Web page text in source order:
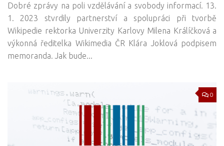
Dobré zprávy na poli vzdělávání a svobody informací. 13.
1. 2023 stvrdily partnerství a spolupráci při tvorbě
Wikipedie rektorka Univerzity Karlovy Milena Králíčková a
výkonná ředitelka Wikimedia ČR Klára Joklová podpisem
memoranda. Jak bude...
0